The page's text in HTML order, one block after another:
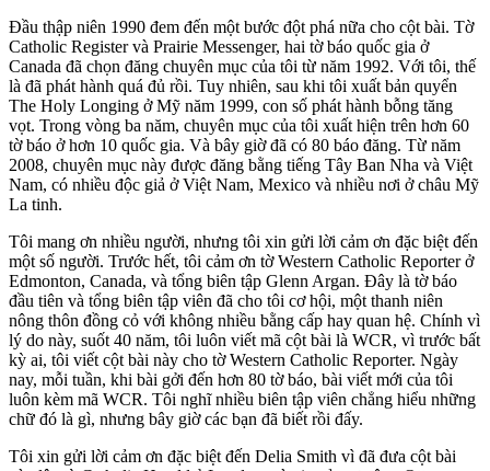
Đầu thập niên 1990 đem đến một bước đột phá nữa cho cột bài. Tờ
Catholic Register và Prairie Messenger, hai tờ báo quốc gia ở
Canada đã chọn đăng chuyên mục của tôi từ năm 1992. Với tôi, thế
là đã phát hành quá đủ rồi. Tuy nhiên, sau khi tôi xuất bản quyển
The Holy Longing ở Mỹ năm 1999, con số phát hành bỗng tăng
vọt. Trong vòng ba năm, chuyên mục của tôi xuất hiện trên hơn 60
tờ báo ở hơn 10 quốc gia. Và bây giờ đã có 80 báo đăng. Từ năm
2008, chuyên mục này được đăng bằng tiếng Tây Ban Nha và Việt
Nam, có nhiều độc giả ở Việt Nam, Mexico và nhiều nơi ở châu Mỹ
La tinh.
Tôi mang ơn nhiều người, nhưng tôi xin gửi lời cảm ơn đặc biệt đến
một số người. Trước hết, tôi cảm ơn tờ Western Catholic Reporter ở
Edmonton, Canada, và tổng biên tập Glenn Argan. Đây là tờ báo
đầu tiên và tổng biên tập viên đã cho tôi cơ hội, một thanh niên
nông thôn đồng cỏ với không nhiều bằng cấp hay quan hệ. Chính vì
lý do này, suốt 40 năm, tôi luôn viết mã cột bài là WCR, vì trước bất
kỳ ai, tôi viết cột bài này cho tờ Western Catholic Reporter. Ngày
nay, mỗi tuần, khi bài gởi đến hơn 80 tờ báo, bài viết mới của tôi
luôn kèm mã WCR. Tôi nghĩ nhiều biên tập viên chẳng hiểu những
chữ đó là gì, nhưng bây giờ các bạn đã biết rồi đấy.
Tôi xin gửi lời cảm ơn đặc biệt đến Delia Smith vì đã đưa cột bài